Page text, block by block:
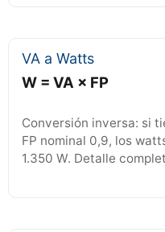
VA a Watts
W = VA × FP
Conversión inversa: si
FP nominal 0,9, los
1.350 W. Detalle